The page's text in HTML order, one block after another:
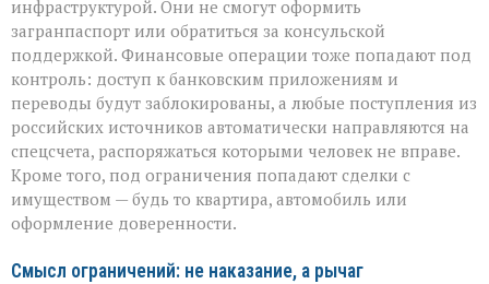
инфраструктурой. Они не смогут оформить
загранпаспорт или обратиться за консульской
поддержкой. Финансовые операции тоже попадают под
контроль: доступ к банковским приложениям и
переводы будут заблокированы, а любые поступления из
российских источников автоматически направляются на
спецсчета, распоряжаться которыми человек не вправе.
Кроме того, под ограничения попадают сделки с
имуществом — будь то квартира, автомобиль или
оформление доверенности.
Смысл ограничений: не наказание, а рычаг